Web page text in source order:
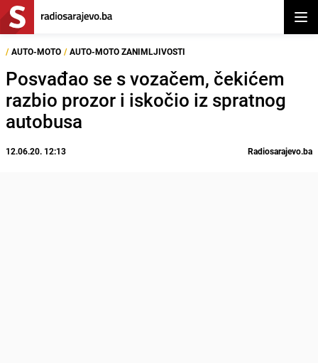
/ AUTO-MOTO / AUTO-MOTO ZANIMLJIVOSTI
Posvađao se s vozačem, čekićem
razbio prozor i iskočio iz spratnog
autobusa
12.06.20. 12:13 Radiosarajevo.ba